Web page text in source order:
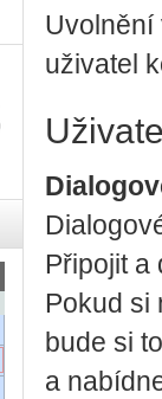
Uvolnění
uživatel
Připojit a
Pokud si
bude si
a